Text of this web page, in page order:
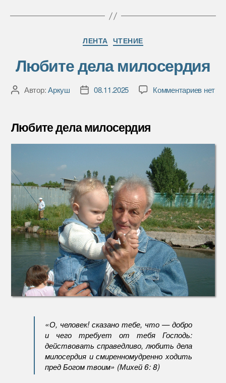
Рубрики
ЛЕНТА ЧТЕНИЕ
Любите дела милосердия
АвторАвтор:Аркуш
Дата08.11.2025 Комментариевкнет
Любите дела милосердия
«О, человек! сказано тебе, что — добро
и чего требует от тебя Господь:
действовать справедливо, любить дела
милосердия и смиренномудренно ходить
пред Богом твоим» (Михей 6: 8)